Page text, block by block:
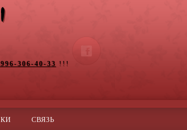
306-40-33 !!!
СВЯЗЬ